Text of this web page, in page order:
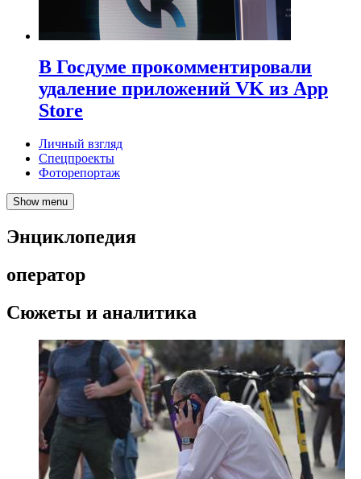
В Госдуме прокомментировали
удаление приложений VK из App
Store
Личный взгляд
Спецпроекты
Фоторепортаж
Show menu
Энциклопедия
оператор
Сюжеты и аналитика